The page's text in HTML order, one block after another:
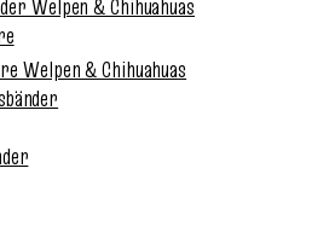
Welpen & Chihuahuas
Welpen & Chihuahuas